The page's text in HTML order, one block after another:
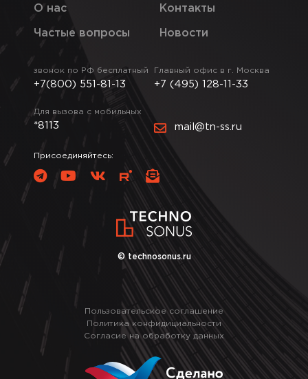
© technosonus.ru
Пользовательское соглашение
Политика конфидициальности
Согласие на обработку данных
О нас
Частые вопросы
Контакты
Новости
звонок по РФ бесплатный
+7(800) 551-81-13
Главный офис в г. Москва
+7 (495) 128-11-33
Для вызова с мобильных
*8113 mail@tn-ss.ru
Присоединяйтесь: